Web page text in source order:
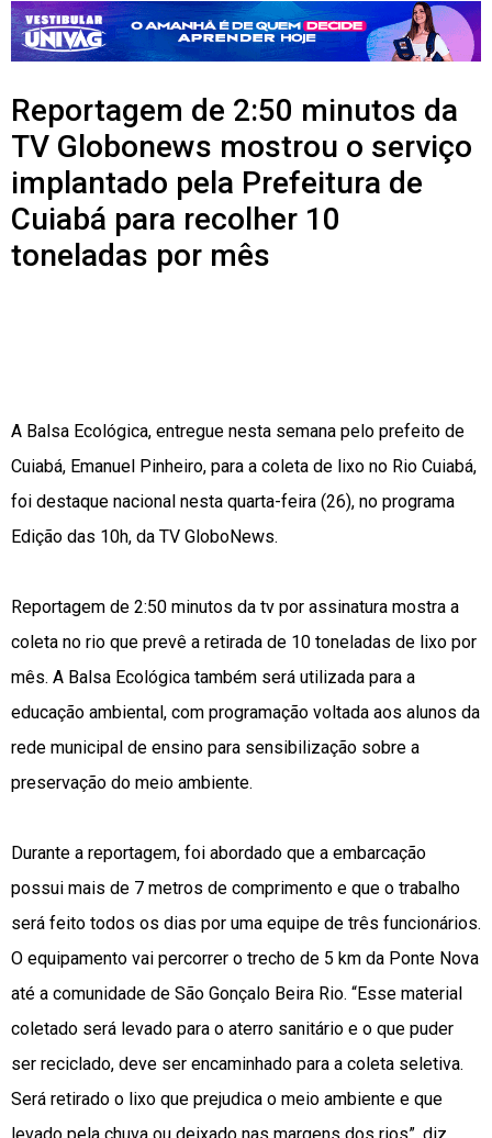
Reportagem de 2:50 minutos da
TV Globonews mostrou o serviço
implantado pela Prefeitura de
Cuiabá para recolher 10
toneladas por mês
A Balsa Ecológica, entregue nesta semana pelo prefeito de
Cuiabá, Emanuel Pinheiro, para a coleta de lixo no Rio Cuiabá,
foi destaque nacional nesta quarta-feira (26), no programa
Edição das 10h, da TV GloboNews.
Reportagem de 2:50 minutos da tv por assinatura mostra a
coleta no rio que prevê a retirada de 10 toneladas de lixo por
mês. A Balsa Ecológica também será utilizada para a
educação ambiental, com programação voltada aos alunos da
rede municipal de ensino para sensibilização sobre a
preservação do meio ambiente.
Durante a reportagem, foi abordado que a embarcação
possui mais de 7 metros de comprimento e que o trabalho
será feito todos os dias por uma equipe de três funcionários.
O equipamento vai percorrer o trecho de 5 km da Ponte Nova
até a comunidade de São Gonçalo Beira Rio. “Esse material
coletado será levado para o aterro sanitário e o que puder
ser reciclado, deve ser encaminhado para a coleta seletiva.
Será retirado o lixo que prejudica o meio ambiente e que